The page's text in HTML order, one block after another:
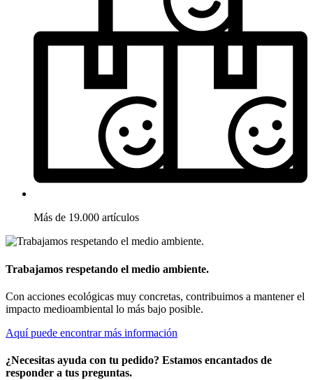
Más de 19.000 artículos
Trabajamos respetando el medio ambiente.
Con acciones ecológicas muy concretas, contribuimos a mantener el
impacto medioambiental lo más bajo posible.
Aquí puede encontrar más información
¿Necesitas ayuda con tu pedido? Estamos encantados de
responder a tus preguntas.